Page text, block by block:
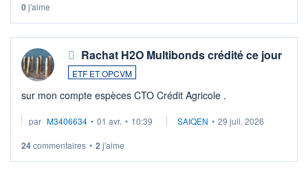
0j'aime
Rachat H2O Multibonds crédité ce jour
ETF ET OPCVM
sur mon compte espèces CTO Crédit Agricole .
par M3406634 • 01 avr. • 10:39 SAIQEN • 29 juil. 2026
24commentaires • 2 j'aime